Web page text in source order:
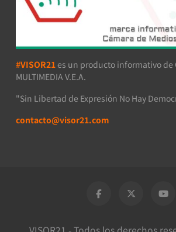
#VISOR21 es un producto informativo de
MULTIMEDIA V.E.A.
"Sin Libertad de Expresión No Hay
contacto@visor21.com